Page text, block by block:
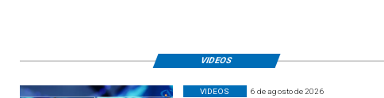
6 de agosto de 2026
VIDEOS
VIDEOS